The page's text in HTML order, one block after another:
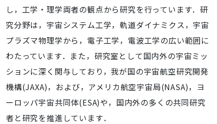
し，工学・理学両者の観点から研究を行っています．研
究分野は，宇宙システム工学，軌道ダイナミクス，宇宙
プラズマ物理学から，電子工学，電波工学の広い範囲に
わたっています．また，研究室として国内外の宇宙ミッ
ションに深く関与しており，我が国の宇宙航空研究開発
機構(JAXA)，および，アメリカ航空宇宙局(NASA)，ヨ
ーロッパ宇宙共同体(ESA)や，国内外の多くの共同研究
者と研究を推進しています．